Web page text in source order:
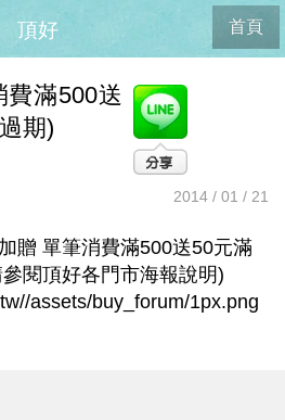
首頁
頂好
費滿500送
期)
2014 / 01 / 21
贈 單筆消費滿500送50元滿
閱頂好各門市海報說明)
assets/buy_forum/1px.png